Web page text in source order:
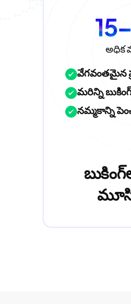
అధిక
వేగవంతమైన
మరిన్ని
నమ్మకాన్ని